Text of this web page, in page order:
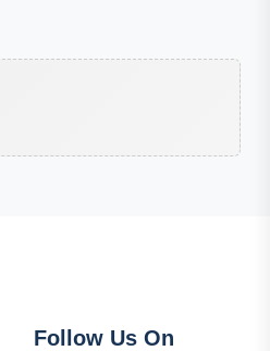
Follow Us On